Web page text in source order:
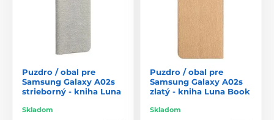
Puzdro / obal pre
Samsung Galaxy A02s
strieborný - kniha Luna
Skladom
Puzdro / obal pre
Samsung Galaxy A02s
zlatý - kniha Luna Book
Skladom